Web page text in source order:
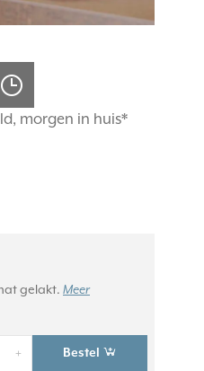
morgen in huis*
gelakt. Meer
+ Bestel